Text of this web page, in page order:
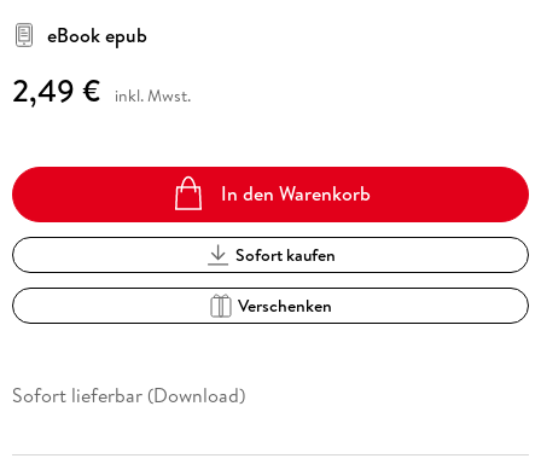
eBook epub
2,49 € inkl. Mwst.
In den Warenkorb
Sofort kaufen
Verschenken
Sofort lieferbar (Download)